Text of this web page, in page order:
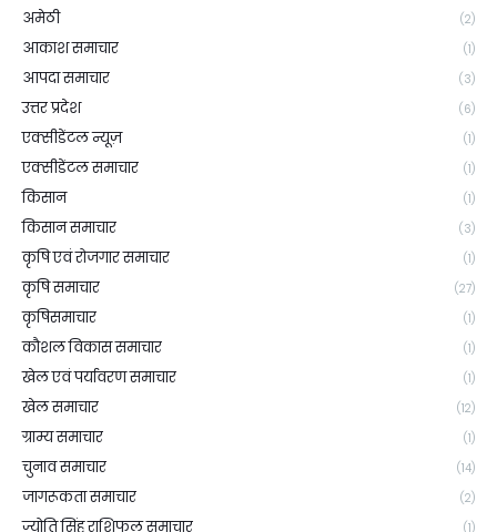
अमेठी (2)
आकाश समाचार (1)
आपदा समाचार (3)
उत्तर प्रदेश (6)
एक्सीडेंटल न्यूज़ (1)
एक्सीडेंटल समाचार (1)
किसान (1)
किसान समाचार (3)
कृषि एवं रोजगार समाचार (1)
कृषि समाचार (27)
कृषिसमाचार (1)
कौशल विकास समाचार (1)
खेल एवं पर्यावरण समाचार (1)
खेल समाचार (12)
ग्राम्य समाचार (1)
चुनाव समाचार (14)
जागरूकता समाचार (2)
ज्योति सिंह राशिफल समाचार (1)